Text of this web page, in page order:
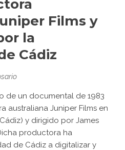
Films y
la
Cádiz
de un documental de 1983
australiana Juniper Films en
y dirigido por James
productora ha
de Cádiz a digitalizar y